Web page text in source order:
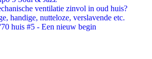
ventilatie zinvol in oud huis?
handige, nutteloze, verslavende etc.
huis #5 - Een nieuw begin